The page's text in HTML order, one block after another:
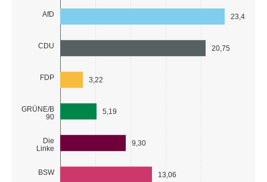
AfD
CDU
FDP
GRÜNE/B
90
Die
Linke
BSW
23,43
20,75
3,22
5,19
9,30
13,06